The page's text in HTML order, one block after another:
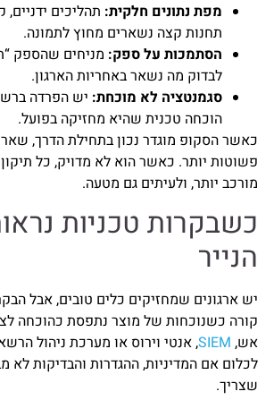
מפת נתונים חלקית: תהליכים ידניים,
תחנות קצה נשארים מחוץ לתמונה.
הסתמכות על ספק:
לבדוק מה נשאר באחריות הארגון.
סגמנטציה לא מוכחת: יש הפרדה
הוכחה טכנית שהיא מחזיקה בפועל.
כאשר הסקופ מוגדר נכון בתחילת הדרך,
פשוטות יותר. כאשר הוא לא מדויק, כל
מורכב יותר, ולעיתים גם מטעה.
כשבקרות טכניות
הנייר
יש ארגונים שמחזיקים כלים טובים, אבל
קורה כשנוכחות של מוצר נתפסת כהוכחה
אש, SIEM, אנטי וירוס או מערכת ניהול
לכלום אם המדיניות, ההגדרות והבדיקות לא
שצריך.